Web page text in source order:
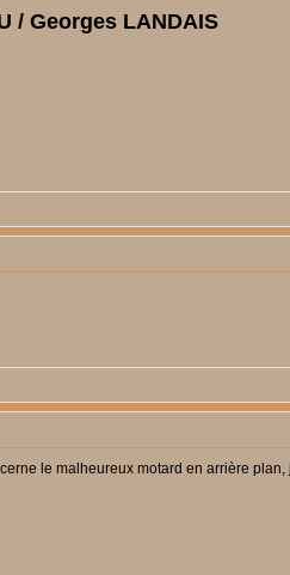
/ Georges LANDAIS
le malheureux motard en arrière